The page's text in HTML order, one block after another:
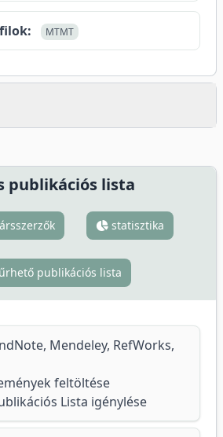
MTMT
publikációs lista
statisztika
publikációs lista
Mendeley, RefWorks,
feltöltése
Lista igénylése